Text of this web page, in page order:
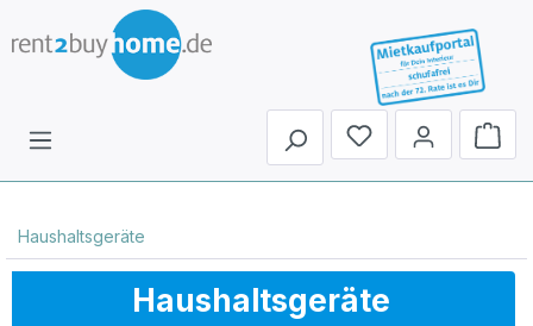
Du hast 0 Produkte
Haushaltsgeräte
Haushaltsgeräte